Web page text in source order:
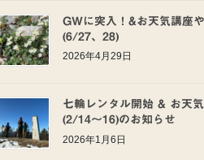
GWに突入！&お天気講座
(6/27、28)
2026年4月29日
七輪レンタル開始 & お天
(2/14〜16)のお知らせ
2026年1月6日